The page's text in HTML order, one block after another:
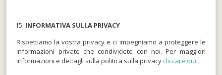
INFORMATIVA SULLA PRIVACY
Rispettiamo la vostra privacy e ci impegniamo a proteggere le
informazioni private che condividete con noi. Per maggiori
informazioni e dettagli sulla politica sulla privacy cliccare qui.